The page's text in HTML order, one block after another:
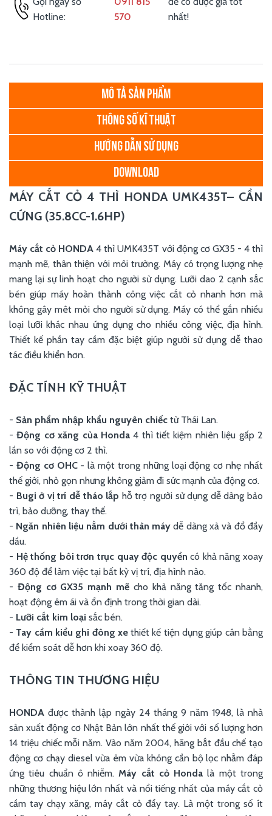
Hotline:
570
nhất!
MÔ TẢ SẢN PHẨM
THÔNG SỐ KĨ THUẬT
HƯỚNG DẪN SỬ DỤNG
DOWNLOAD
MÁY CẮT CỎ 4 THÌ HONDA UMK435T– CẦN
CỨNG (35.8CC-1.6HP)​​
Máy cắt cỏ HONDA 4 thì UMK435T với động cơ GX35 - 4 thì
mạnh mẽ, thân thiện với môi trường. Máy có trọng lượng nhẹ
mang lại sự linh hoạt cho người sử dụng. Lưỡi dao 2 cạnh sắc
bén giúp máy hoàn thành công việc cắt cỏ nhanh hơn mà
không gây mêt mỏi cho người sử dụng. Máy có thể gắn nhiều
loại lưỡi khác nhau ứng dụng cho nhiều công việc, địa hình.
Thiết kế phần tay cầm đặc biệt giúp người sử dụng dễ thao
tác điều khiển hơn.
ĐẶC TÍNH KỸ THUẬT
- Sản phẩm nhập khẩu nguyên chiếc từ Thái Lan.
-Động cơ xăng của Honda4 thì tiết kiệm nhiên liệu gấp 2
lần so với động cơ 2 thì.
- Động cơ OHC -là một trong những loại động cơ nhẹ nhất
thế giới, nhỏ gọn nhưng không giảm đi sức mạnh của động cơ.
- Bugi ở vị trí dễ tháo lắp hỗ trợ người sử dụng dễ dàng bảo
trì, bảo dưỡng, thay thế.
- Ngăn nhiên liệu nằm dưới thân máy dễ dàng xả và đổ đầy
dầu.
- Hệ thống bôi trơn trục quay độc quyền có khả năng xoay
360 độ để làm việc tại bất kỳ vị trí, địa hình nào.
- Động cơ GX35 mạnh mẽ cho khả năng tăng tốc nhanh,
hoạt động êm ái và ổn định trong thời gian dài.
- Lưỡi cắt kim loại sắc bén.
- Tay cầm kiểu ghi đông xethiết kế tiện dụng giúp cân bằng
để kiểm soát dễ hơn khi xoay 360 độ.
THÔNG TIN THƯƠNG HIỆU
HONDA được thành lập ngày 24 tháng 9 năm 1948, là nhà
sản xuất động cơ Nhật Bản lớn nhất thế giới với số lượng hơn
14 triệu chiếc mỗi năm. Vào năm 2004, hãng bắt đầu chế tạo
động cơ chạy diesel vừa êm vừa không cần bộ lọc nhằm đáp
ứng tiêu chuẩn ô nhiễm.Máy cắt cỏ Honda là một trong
những thương hiệu lớn nhất và nổi tiếng nhất của máy cắt cỏ
cầm tay chạy xăng, máy cắt cỏ đẩy tay. Là một trong số ít